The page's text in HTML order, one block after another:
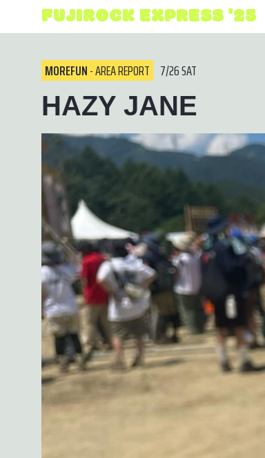
FUJIROCK EXPRESS '25
MOREFUN- AREA REPORT 7/26 SAT
HAZY JANE